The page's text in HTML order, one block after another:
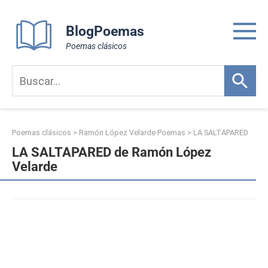
content
BlogPoemas
Poemas clásicos
Poemas clásicos > Ramón López Velarde Poemas > LA SALTAPARED
LA SALTAPARED de Ramón López
Velarde